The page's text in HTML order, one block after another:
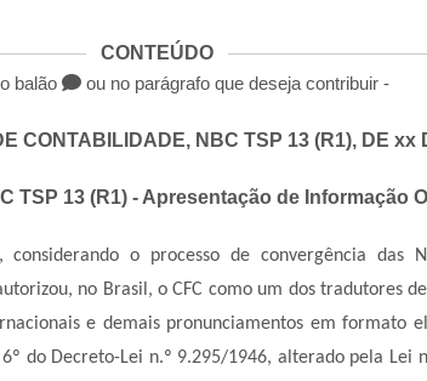
CONTEÚDO
balão
ou no parágrafo que deseja contribuir -
CONTABILIDADE, NBC TSP 13 (R1), DE xx
TSP 13 (R1) - Apresentação de Informação
, considerando o processo de convergência das
no Brasil, o CFC como um dos tradutores
e demais pronunciamentos em formato
do Decreto-Lei n.º 9.295/1946, alterado pela Lei